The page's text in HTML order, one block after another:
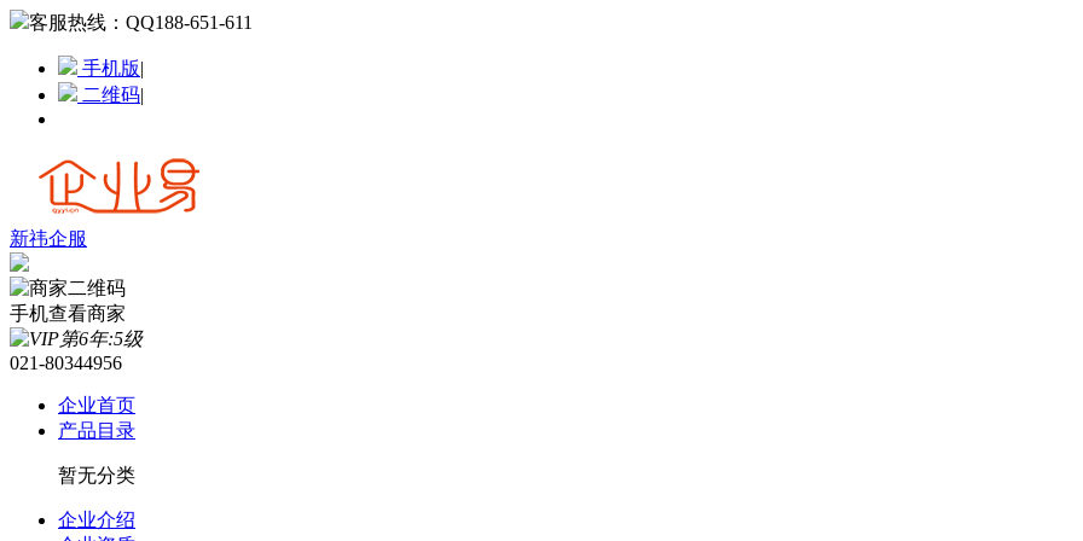
客服热线： QQ188-651-611
手机版|
二维码|
新祎企服
手机查看商家
021-80344956
企业首页
产品目录
暂无分类
企业介绍